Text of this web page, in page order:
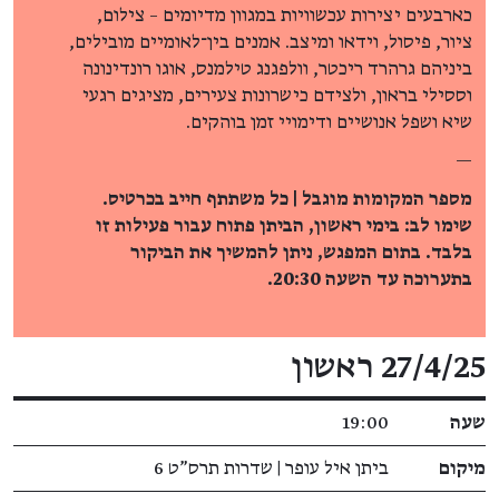
כארבעים יצירות עכשוויות במגוון מדיומים – צילום,
ציור, פיסול, וידאו ומיצב. אמנים בין־לאומיים מובילים,
ביניהם גרהרד ריכטר, וולפגנג טילמנס, אוגו רונדינונה
וססילי בראון, ולצידם כישרונות צעירים, מציגים רגעי
שיא ושפל אנושיים ודימויי זמן בוהקים.
—
מספר המקומות מוגבל | כל משתתף חייב בכרטיס.
שימו לב: בימי ראשון, הביתן פתוח עבור פעילות זו
בלבד. בתום המפגש, ניתן להמשיך את הביקור
בתערוכה עד השעה 20:30.
פרטי האירוע
27/4/25 ראשון
שעה 19:00
מיקום ביתן איל עופר | שדרות תרס"ט 6